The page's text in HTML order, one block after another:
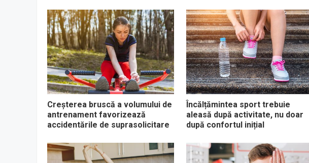
Creșterea bruscă a volumului de
antrenament favorizează
accidentările de suprasolicitare
Încălțămintea sport trebuie
aleasă după activitate, nu doar
după confortul inițial